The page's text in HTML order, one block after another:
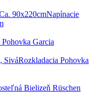
Napínacie
Garcia
Rozkladacia Pohovka
Bielizeň Rüschen